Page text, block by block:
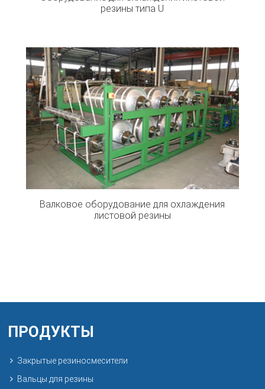
резины типа U
Валковое оборудование для охлаждения
листовой резины
ПРОДУКТЫ
Закрытые резиносмесители
Вальцы для резины